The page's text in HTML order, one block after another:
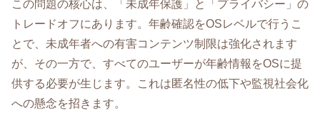
この問題の核心は、「未成年保護」と「プライバシー」の
トレードオフにあります。年齢確認をOSレベルで行うこ
とで、未成年者への有害コンテンツ制限は強化されます
が、その一方で、すべてのユーザーが年齢情報をOSに提
供する必要が生じます。これは匿名性の低下や監視社会化
への懸念を招きます。